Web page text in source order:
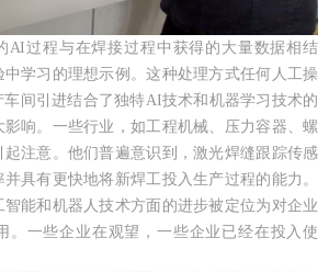
AI过程与在焊接过程中获得的大量数据相结
学习的理想示例。这种处理方式任何人工操
间引进结合了独特AI技术和机器学习技术的
响。一些行业，如工程机械、压力容器、螺
注意。他们普遍意识到，激光焊缝跟踪传感
具有更快地将新焊工投入生产过程的能力。
能和机器人技术方面的进步被定位为对企业
。一些企业在观望，一些企业已经在投入使